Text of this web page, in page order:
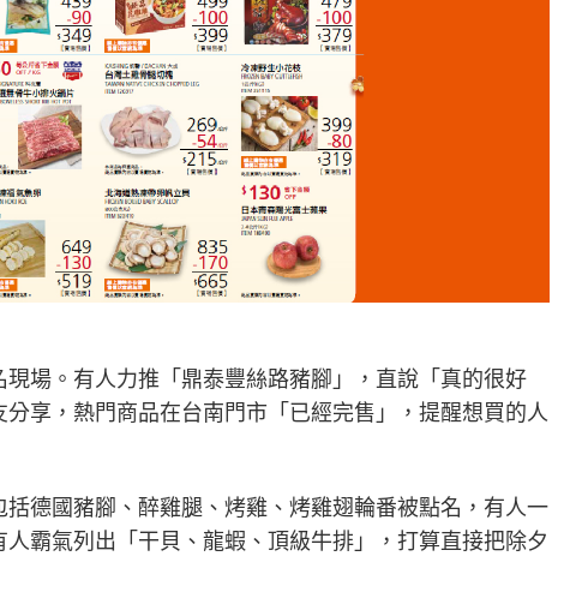
場。有人力推「鼎泰豐絲路豬腳」，直說「真的很好
享，熱門商品在台南門市「已經完售」，提醒想買的人
德國豬腳、醉雞腿、烤雞、烤雞翅輪番被點名，有人一
霸氣列出「干貝、龍蝦、頂級牛排」，打算直接把除夕